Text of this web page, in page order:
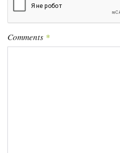
Comments *